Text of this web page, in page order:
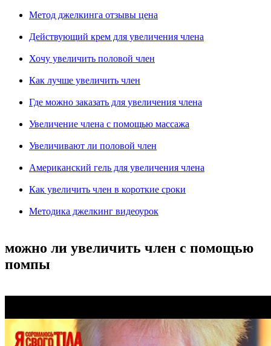
Метод джелкинга отзывы цена
Действующий крем для увеличения члена
Хочу увеличить половой член
Как лучше увеличить член
Где можно заказать для увеличения члена
Увеличение члена с помощью массажа
Увеличивают ли половой член
Американский гель для увеличения члена
Как увеличить член в короткие сроки
Методика джелкинг видеоурок
можно ли увеличить член с помощью
помпы